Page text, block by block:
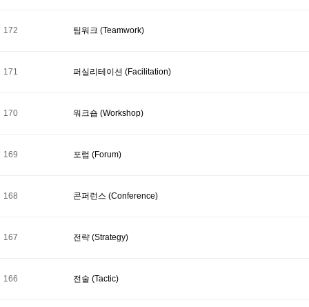
172 팀워크 (Teamwork)
171 퍼실리테이션 (Facilitation)
170 워크숍 (Workshop)
169 포럼 (Forum)
168 콘퍼런스 (Conference)
167 전략 (Strategy)
166 전술 (Tactic)